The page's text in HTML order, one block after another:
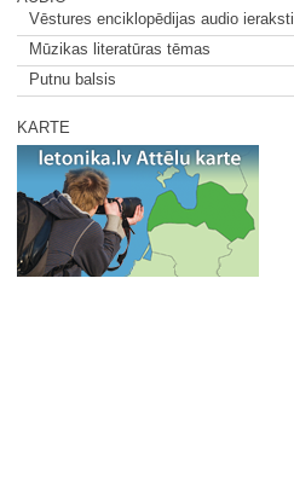
Vēstures enciklopēdijas audio ieraksti
Mūzikas literatūras tēmas
Putnu balsis
KARTE